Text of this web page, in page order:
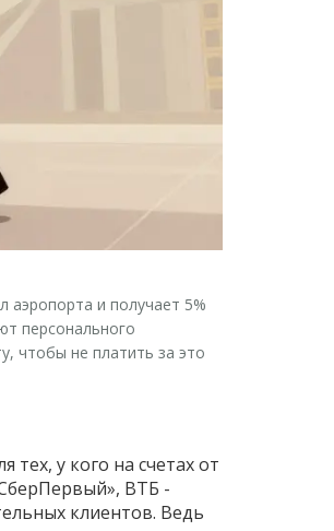
аэропорта и получает 5%
персонального
чтобы не платить за это
тех, у кого на счетах от
ВТБ -
клиентов. Ведь